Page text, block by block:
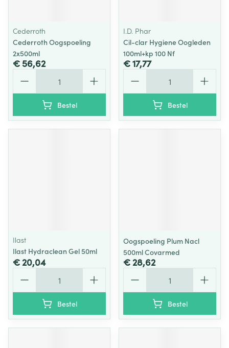
Cederroth
Cederroth Oogspoeling
2x500ml
€ 56,62
Bestel
I.D. Phar
Cil-clar Hygiene Oogleden
100ml+kp 100 Nf
€ 17,77
Bestel
Ilast
Ilast Hydraclean Gel 50ml
€ 20,04
Bestel
Oogspoeling Plum Nacl
500ml Covarmed
€ 28,62
Bestel